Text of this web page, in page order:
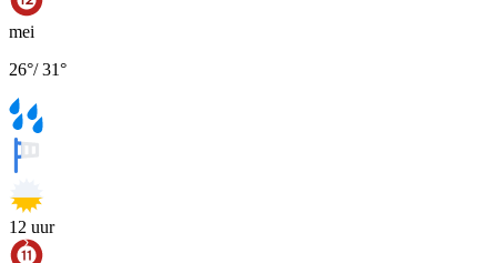
mei
26°/31°
12 uur